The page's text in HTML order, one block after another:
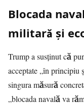
Blocada
militară și
Trump a susținut că
acceptate „în principiu
singura măsură
„blocada navală va